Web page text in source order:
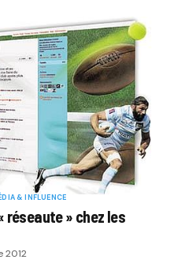
& INFLUENCE
» chez les
2012